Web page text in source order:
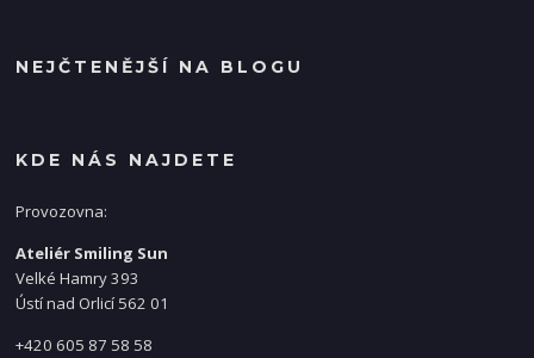
NEJČTENĚJŠÍ NA BLOGU
KDE NÁS NAJDETE
Provozovna:
Ateliér Smiling Sun
Velké Hamry 393
Ústí nad Orlicí 562 01
+420 605 87 58 58